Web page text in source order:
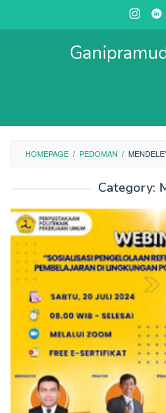
HOMEPAGE / PEDOMAN /
Category: